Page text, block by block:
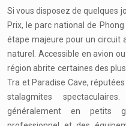
Si vous disposez de quelques
Prix, le parc national de
étape majeure pour un circuit
naturel. Accessible en avion
région abrite certaines des
Tra et Paradise Cave,
stalagmites
généralement en petits